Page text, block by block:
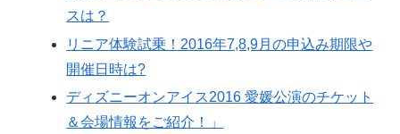
スは？
リニア体験試乗！2016年7,8,9月の申込み期限や
開催日時は?
ディズニーオンアイス2016 愛媛公演のチケット
＆会場情報をご紹介！」